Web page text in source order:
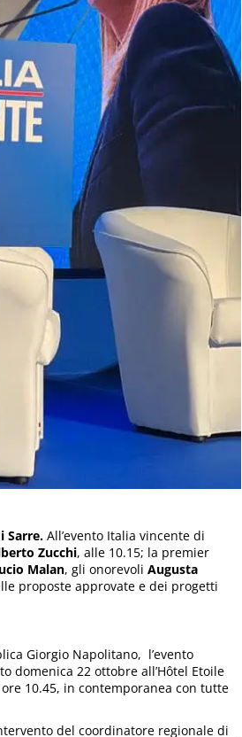
Sarre. All’evento Italia vincente di
Zucchi, alle 10.15; la premier
Malan, gli onorevoli Augusta
proposte approvate e dei progetti
Giorgio Napolitano, l’evento
domenica 22 ottobre all’Hôtel Etoile
10.45, in contemporanea con tutte
del coordinatore regionale di